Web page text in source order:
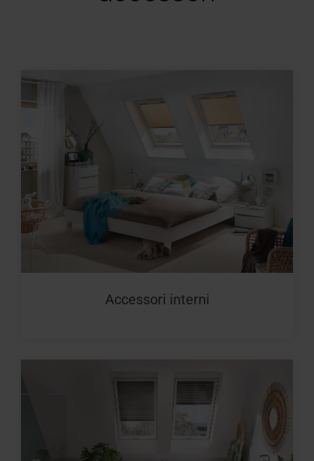
Accessori interni